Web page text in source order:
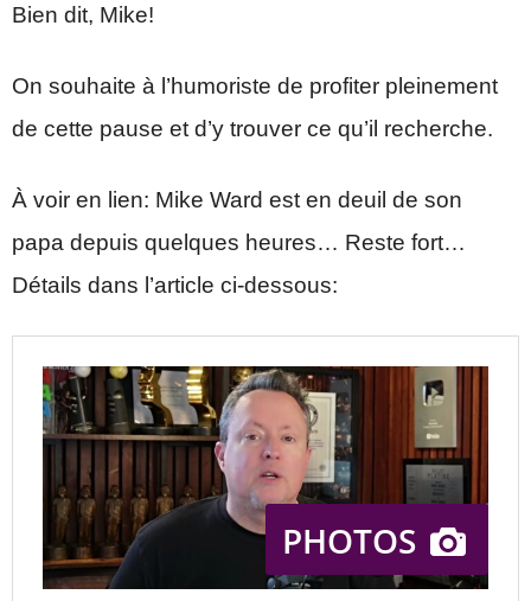
Bien dit, Mike!
On souhaite à l’humoriste de profiter pleinement
de cette pause et d’y trouver ce qu’il recherche.
À voir en lien: Mike Ward est en deuil de son
papa depuis quelques heures… Reste fort…
Détails dans l’article ci-dessous: